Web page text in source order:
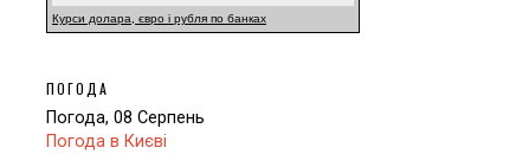
Курси долара, євро і рубля по банках
ПОГОДА
Погода, 08 Серпень
Погода в Києві